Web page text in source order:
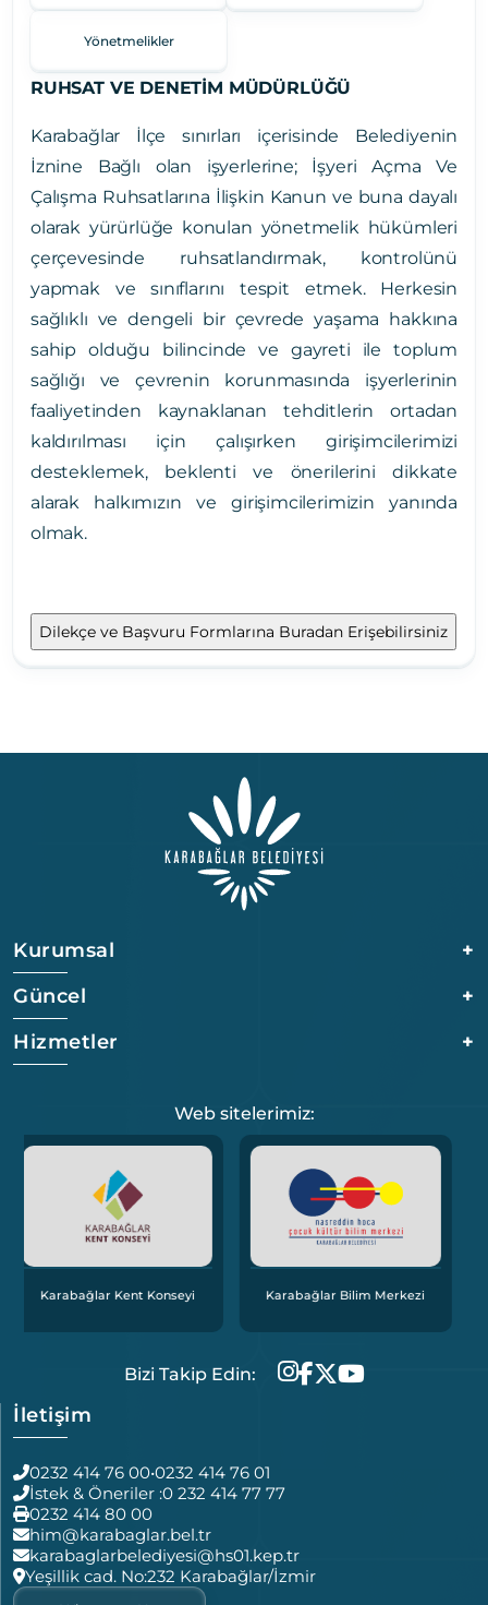
Yönetmelikler
RUHSAT VE DENETİM MÜDÜRLÜĞÜ
Karabağlar İlçe sınırları içerisinde Belediyenin
İznine Bağlı olan işyerlerine; İşyeri Açma Ve
Çalışma Ruhsatlarına İlişkin Kanun ve buna dayalı
olarak yürürlüğe konulan yönetmelik hükümleri
çerçevesinde ruhsatlandırmak, kontrolünü
yapmak ve sınıflarını tespit etmek. Herkesin
sağlıklı ve dengeli bir çevrede yaşama hakkına
sahip olduğu bilincinde ve gayreti ile toplum
sağlığı ve çevrenin korunmasında işyerlerinin
faaliyetinden kaynaklanan tehditlerin ortadan
kaldırılması için çalışırken girişimcilerimizi
desteklemek, beklenti ve önerilerini dikkate
alarak halkımızın ve girişimcilerimizin yanında
olmak.
Kurumsal
+
Güncel
+
Hizmetler
+
Web sitelerimiz:
Karabağlar Bilim Merkezi
Karabağlar Bölgesel
Ofisi
Bizi Takip Edin:
İletişim
0232 414 76 00•0232 414 76 01
İstek & Öneriler :0 232 414 77 77
0232 414 80 00
him@karabaglar.bel.tr
karabaglarbelediyesi@hs01.kep.tr
Yeşillik cad. No:232 Karabağlar/İzmir